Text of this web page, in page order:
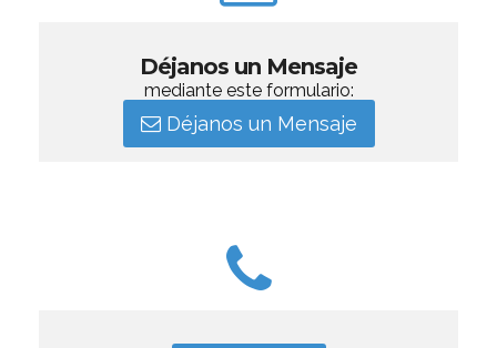
Déjanos un Mensaje
mediante este formulario:
Déjanos un Mensaje